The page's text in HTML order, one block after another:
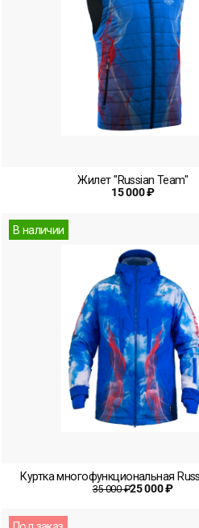
Жилет "Russian Team"
15 000 ₽
В наличии
Куртка многофункциональная
35 000 ₽25 000 ₽